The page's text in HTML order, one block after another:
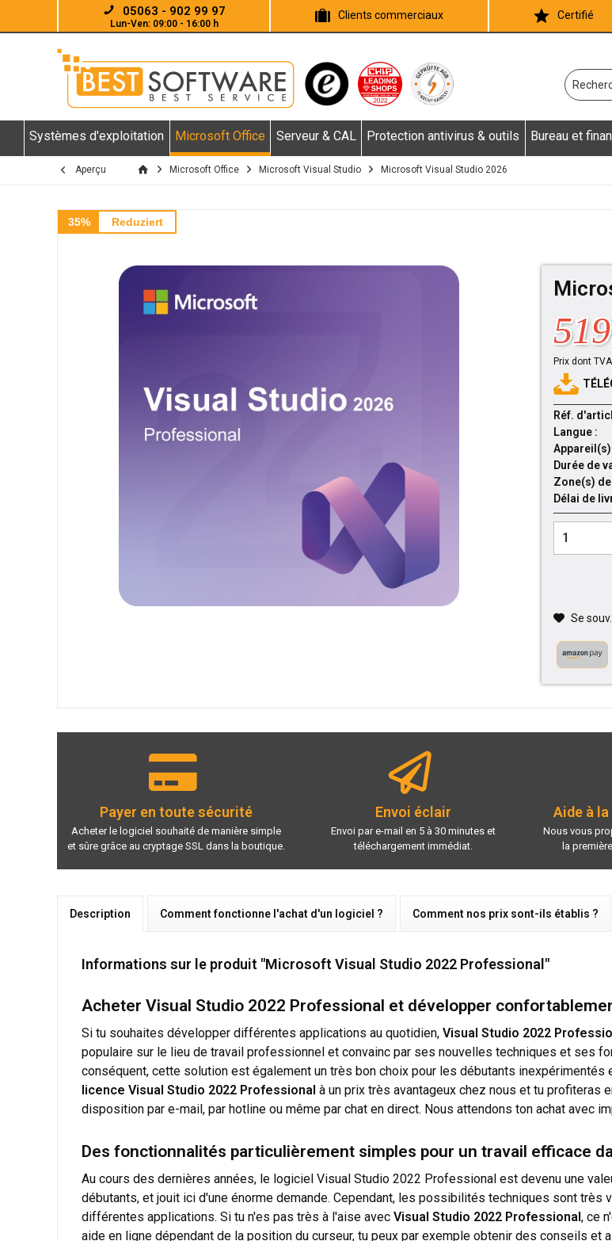
05063 - 902 99 97
Lun-Ven: 09:00 - 16:00 h
Clients commerciaux Certifié
Systèmes d'exploitation Microsoft Office Serveur & CAL Protection antivirus & outils Bureau et
Aperçu Microsoft Office Microsoft Visual Studio Microsoft Visual Studio 2026
35% Reduziert
Prix dont TVA
Réf.
Langue :
Durée de
Zone(s)
Délai de
Se souv.
Payer en toute sécurité
Acheter le logiciel souhaité de manière simple
et sûre grâce au cryptage SSL dans la boutique.
Envoi éclair
Envoi par e-mail en 5 à 30 minutes et
téléchargement immédiat.
Aide à
Nous vous
la
Description Comment fonctionne l'achat d'un logiciel ? Comment nos prix sont-ils établis ?
Informations sur le produit "Microsoft Visual Studio 2022 Professional"
Acheter Visual Studio 2022 Professional et développer
Si tu souhaites développer différentes applications au quotidien, Visual Studio 2022
populaire sur le lieu de travail professionnel et convainc par ses nouvelles techniques et ses
conséquent, cette solution est également un très bon choix pour les débutants
licence Visual Studio 2022 Professional à un prix très avantageux chez nous et tu profiteras
disposition par e-mail, par hotline ou même par chat en direct. Nous attendons ton achat avec
Des fonctionnalités particulièrement simples pour un travail efficace
Au cours des dernières années, le logiciel Visual Studio 2022 Professional est devenu une
débutants, et jouit ici d'une énorme demande. Cependant, les possibilités techniques sont
différentes applications. Si tu n'es pas très à l'aise avec Visual Studio 2022 Professional, ce
aide en ligne dépendant de la position du curseur, tu peux par exemple obtenir des conseils et